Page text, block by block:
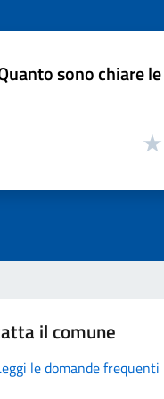
sono chiare
il comune
le domande frequenti